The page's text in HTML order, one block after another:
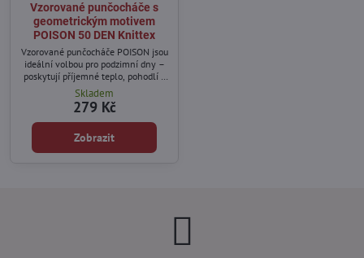
Vzorované punčocháče s
geometrickým motivem
POISON 50 DEN Knittex
Vzorované punčocháče POISON jsou
ideální volbou pro podzimní dny –
poskytují příjemné teplo, pohodlí a
zároveň dodají vašemu outfitu
elegantní charakter.
Skladem
279 Kč
Zobrazit